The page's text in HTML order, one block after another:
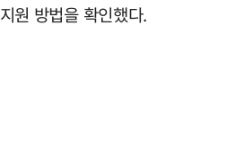
원 방법을 확인했다.